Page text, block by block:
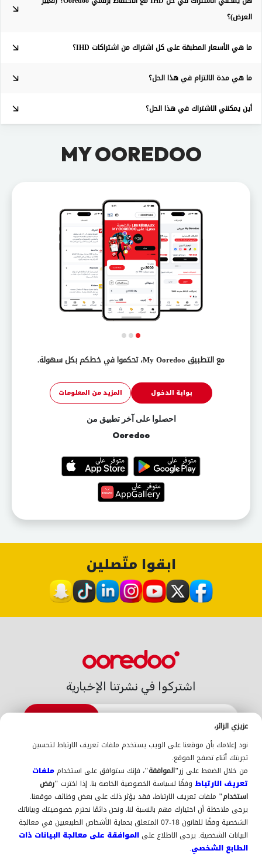
عزيزي الزائر،
نود إعلامك بأن موقعنا على الويب يستخدم ملفات تعريف الارتباط لتحسين
تجربتك أثناء تصفح الموقع.
من خلال الضغط على زر"الموافقة"، فإنك ستوافق على استخدامملفات
تعريف الارتباط وفقًا لسياسة الخصوصية الخاصة بنا. إذا اخترت "رفض
استخدام" ملفات تعريف الارتباط، فقد يؤثر ذلك على بعض وظائف موقعنا.
يرجى ملاحظة أن اختيارك مهم بالنسبة لنا، ونحن دائمًا نحترم خصوصيتك وبياناتك
الشخصية وفقًا للقانون 18-07 المتعلق بحماية الأشخاص الطبيعيين في معالجة
البيانات الشخصية. يرجى الاطلاع على الموافقة على معالجة البيانات ذات
الطابع الشخصي.
العرض)؟
ما هي الأسعار المطبقة على كل اشتراك من اشتراكات IHD؟
ما هي مدة الالتزام في هذا الحل؟
أين يمكنني الاشتراك في هذا الحل؟
MY OOREDOO
مع التطبيق My Ooredoo، تحكموا في خطكم بكل سهولة.
بوابة الدخول المزيد من المعلومات
احصلوا على آخر تطبيق من
Ooredoo
ابقوا متّصلين
اشتركوا في نشرتنا الإخبارية
اتّصلوا بنا
الدعم أين تجدوننا La Gold
حول Ooredoo
التوظيف
فهرس التوصيل البيني 2025-
2026 انضم إلينا كمُورد (سجل نفسك هنا)
السياسة والجودة
الإشعارات القانونية سياسة الجودة الإبلاغ عن المخالفات
ISO
9001ISO-CEI 27001
المعطيات ذات الطابع الشخصي
السياسة العامة لحماية البيانات